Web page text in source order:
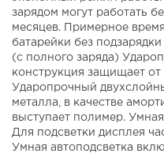
зарядом могут работать
месяцев. Примерное
батарейки без
(с полного заряда)
конструкция защищает
Ударопрочный
металла, в качестве
выступает полимер.
Для подсветки дисплея
Умная автоподсветка